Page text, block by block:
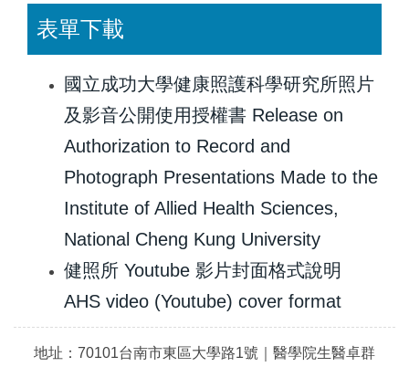
表單下載
國立成功大學健康照護科學研究所照片
及影音公開使用授權書 Release on
Authorization to Record and
Photograph Presentations Made to the
Institute of Allied Health Sciences,
National Cheng Kung University
健照所 Youtube 影片封面格式說明
AHS video (Youtube) cover format
地址：70101台南市東區大學路1號｜醫學院生醫卓群